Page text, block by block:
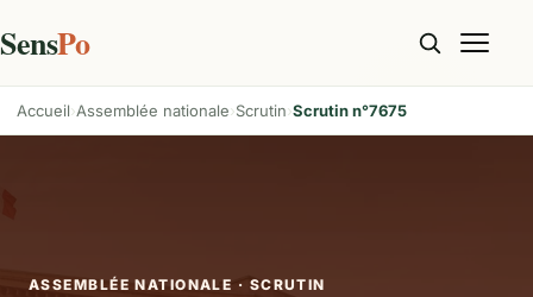
SensPo
Accueil Assemblée nationale Scrutin Scrutin n°7675
ASSEMBLÉE NATIONALE · SCRUTIN